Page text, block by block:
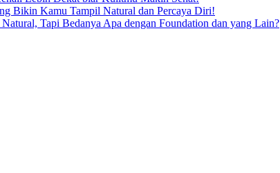
Bikin Kamu Tampil Natural dan Percaya Diri!
Tapi Bedanya Apa dengan Foundation dan yang Lain?